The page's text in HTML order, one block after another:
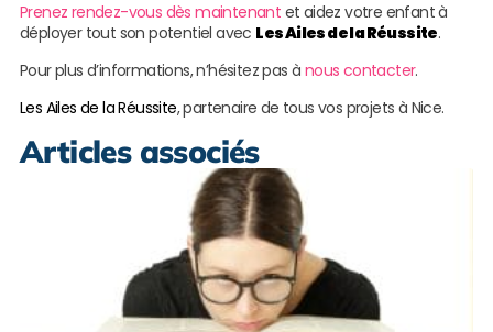
Prenez rendez-vous dès maintenant et aidez votre enfant à
déployer tout son potentiel avec Les Ailes de la Réussite.
Pour plus d’informations, n’hésitez pas à nous contacter.
Les Ailes de la Réussite, partenaire de tous vos projets à Nice.
Articles associés